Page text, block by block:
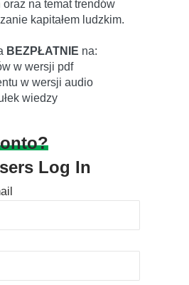
na temat trendów
kapitałem ludzkim.
BEZPŁATNIE na:
w wersji pdf
w wersji audio
wiedzy
Log In